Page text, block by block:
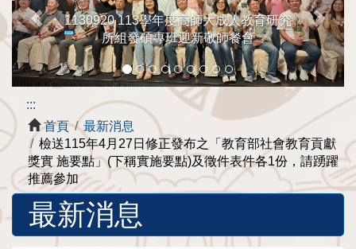
1130920 113學年度高師大成人教育研究
所組發碩專班迎新敬師餐會
張
張
:::
首頁
最新消息
檢送115年4月27日修正發布之「教育部社會教育貢獻
獎實 施要點」(下稱實施要點)及徵件表件各1份，請踴躍
推薦參加
最新消息